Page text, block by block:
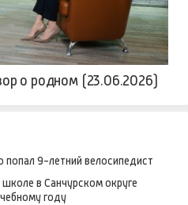
о родном (23.06.2026)
попал 9-летний велосипедист
в Санчурском округе
году